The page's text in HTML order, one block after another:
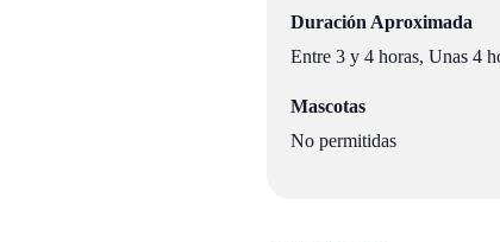
Duración Aproximada
Entre 3 y 4 horas, Unas 4
Mascotas
No permitidas